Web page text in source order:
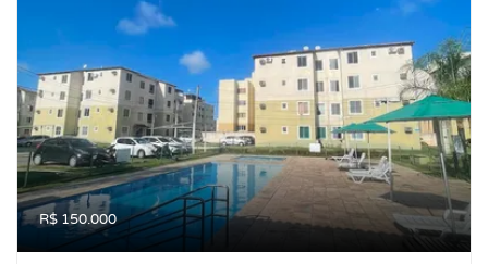
R$ 150.000